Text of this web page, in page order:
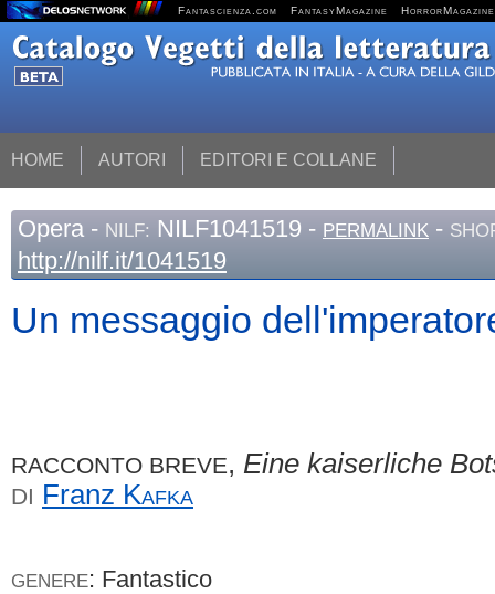
Fantascienza.com FantasyMagazine HorrorMagazine
HOME AUTORI EDITORI E COLLANE
Opera - NILF: NILF1041519 - PERMALINK -
http://nilf.it/1041519
Un messaggio
RACCONTO BREVE, Eine kaiserliche
DI Franz Kafka
GENERE: Fantastico